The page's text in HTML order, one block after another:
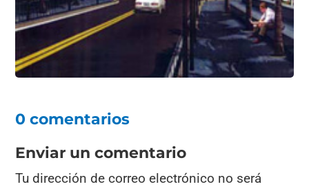
0 comentarios
Enviar un comentario
Tu dirección de correo electrónico no será